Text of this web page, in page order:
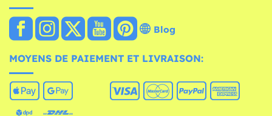
Blog
MOYENS DE PAIEMENT ET LIVRAISON: